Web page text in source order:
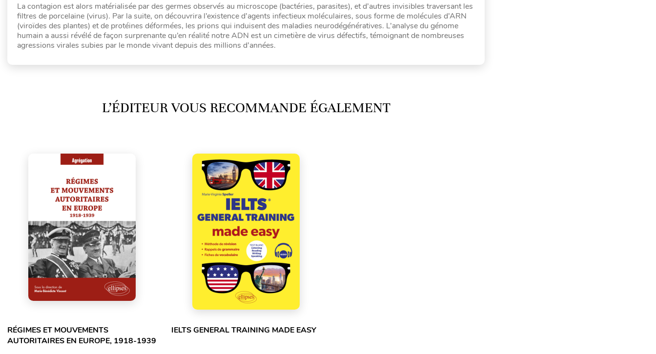
La contagion est alors matérialisée par des germes observés au microscope (bactéries, parasites), et d’autres invisibles traversant les
filtres de porcelaine (virus). Par la suite, on découvrira l’existence d’agents infectieux moléculaires, sous forme de molécules d’ARN
(viroïdes des plantes) et de protéines déformées, les prions qui induisent des maladies neurodégénératives. L’analyse du génome
humain a aussi révélé de façon surprenante qu’en réalité notre ADN est un cimetière de virus défectifs, témoignant de nombreuses
agressions virales subies par le monde vivant depuis des millions d’années.
L’ÉDITEUR VOUS RECOMMANDE ÉGALEMENT
RÉGIMES ET MOUVEMENTS
AUTORITAIRES EN EUROPE, 1918-1939
IELTS GENERAL TRAINING MADE EASY